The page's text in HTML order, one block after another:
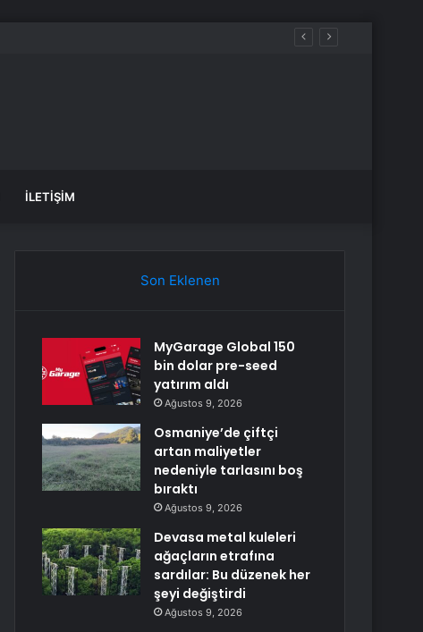
İLETIŞIM
Son Eklenen
MyGarage Global 150
bin dolar pre-seed
yatırım aldı
Ağustos 9, 2026
Osmaniye’de çiftçi
artan maliyetler
nedeniyle tarlasını boş
bıraktı
Ağustos 9, 2026
Devasa metal kuleleri
ağaçların etrafına
sardılar: Bu düzenek her
şeyi değiştirdi
Ağustos 9, 2026